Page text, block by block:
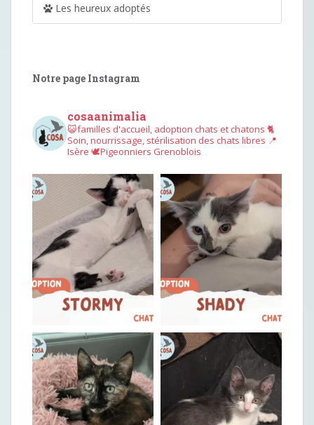
Les heureux adoptés
Notre page Instagram
cosaanimalia
😺familles d'accueil, adoption chats et chatons 🐈
Soin, nourrissage, stérilisation des chats libres 📍
Isère 🕊︎Pigeonniers Grenoblois